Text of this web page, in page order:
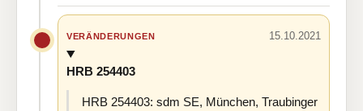
VERÄNDERUNGEN 15.10.2021
HRB 254403
HRB 254403: sdm SE, München, Traubinger